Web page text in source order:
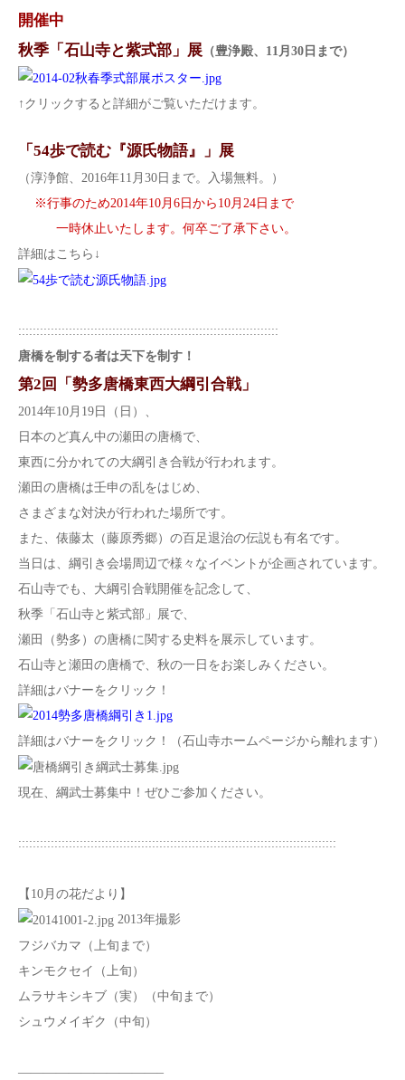
開催中
秋季「石山寺と紫式部」展 （豊浄殿、11月30日まで）
↑クリックすると詳細がご覧いただけます。
「54歩で読む『源氏物語』」展
（淳浄館、2016年11月30日まで。入場無料。）
※行事のため2014年10月6日から10月24日まで
一時休止いたします。何卒ご了承下さい。
詳細はこちら↓
::::::::::::::::::::::::::::::::::::::::::::::::::::::::::::::::::::::::
唐橋を制する者は天下を制す！
第2回「勢多唐橋東西大綱引合戦」
2014年10月19日（日）、
日本のど真ん中の瀬田の唐橋で、
東西に分かれての大綱引き合戦が行われます。
瀬田の唐橋は壬申の乱をはじめ、
さまざまな対決が行われた場所です。
また、俵藤太（藤原秀郷）の百足退治の伝説も有名です。
当日は、綱引き会場周辺で様々なイベントが企画されています。
石山寺でも、大綱引合戦開催を記念して、
秋季「石山寺と紫式部」展で、
瀬田（勢多）の唐橋に関する史料を展示しています。
石山寺と瀬田の唐橋で、秋の一日をお楽しみください。
詳細はバナーをクリック！
詳細はバナーをクリック！（石山寺ホームページから離れます）
現在、綱武士募集中！ぜひご参加ください。
::::::::::::::::::::::::::::::::::::::::::::::::::::::::::::::::::::::::::::::::::::::::
【10月の花だより】
2013年撮影
フジバカマ（上旬まで）
キンモクセイ（上旬）
ムラサキシキブ（実）（中旬まで）
シュウメイギク（中旬）
———————————–